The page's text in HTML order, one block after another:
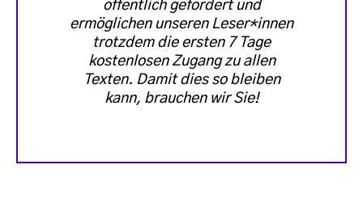
öffentlich gefördert und
ermöglichen unseren Leser*innen
trotzdem die ersten 7 Tage
kostenlosen Zugang zu allen
Texten. Damit dies so bleiben
kann, brauchen wir Sie!